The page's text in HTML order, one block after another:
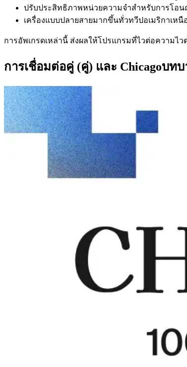
ปรับประสิทธิภาพหน่วยความจําสําหรับการโอน
เครื่องแบบปลายสายมากขึ้นทั่วทวีปอเมริกาเห
การอัพเกรดเหล่านี้ ส่งผลให้โปรแกรมที่ไวต่อความไ
การเชื่อมต่อคู่ (คู่) และ Chicagoบท